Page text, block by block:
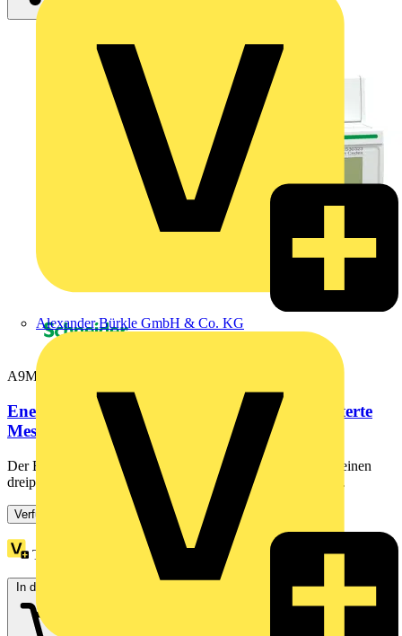
Alexander Bürkle GmbH & Co. KG
A9MEM3155
Energiezähler iEM3155, 3-phasig, 63A, erweiterte
Messfunktion, Modbus,...
Der Energiezähler iEM3155 ist ein attraktives Angebot für einen
dreiphasigen Energiezähler für die DIN Schienenmontage...
Verfügbar: 3 Händler
Treuepunkte:
In den Warenkorb